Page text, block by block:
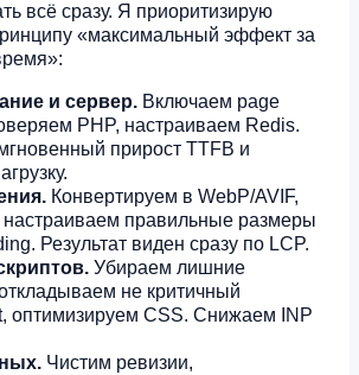
всё сразу. Я приоритизирую
«максимальный эффект за
и сервер. Включаем page
PHP, настраиваем Redis.
прирост TTFB и
Конвертируем в WebP/AVIF,
правильные размеры
Результат виден сразу по LCP.
Убираем лишние
не критичный
оптимизируем CSS. Снижаем INP
Чистим ревизии,